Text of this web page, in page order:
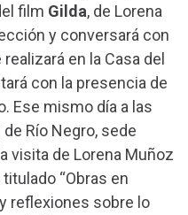
film Gilda, de Lorena
y conversará con
en la Casa del
con la presencia de
Ese mismo día a las
Río Negro, sede
visita de Lorena Muñoz
“Obras en
reflexiones sobre lo